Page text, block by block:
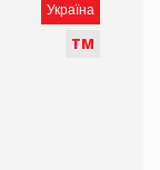
Україна
ТМ